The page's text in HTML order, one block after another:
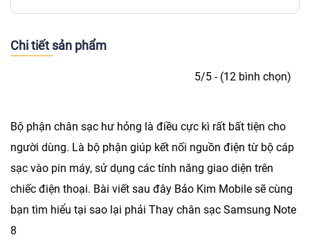
Chi tiết sản phẩm
5/5 - (12 bình chọn)
Bộ phận chân sạc hư hỏng là điều cực kì rất bất tiện cho
người dùng. Là bộ phận giúp kết nối nguồn điện từ bộ cáp
sạc vào pin máy, sử dụng các tính năng giao diện trên
chiếc điện thoại. Bài viết sau đây Bảo Kim Mobile sẽ cùng
bạn tìm hiểu tại sao lại phải Thay chân sạc Samsung Note
8